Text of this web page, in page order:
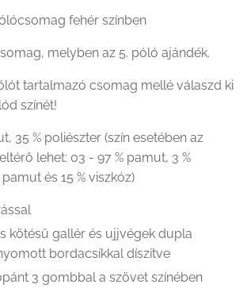
fehér színben
melyben az 5. póló ajándék.
tartalmazó csomag mellé válaszd ki
színét!
35 % poliészter (szín esetében az
lehet: 03 - 97 % pamut, 3 %
és 15 % viszkóz)
kötésű gallér és ujjvégek dupla
bordacsíkkal díszítve
3 gombbal a szövet színében